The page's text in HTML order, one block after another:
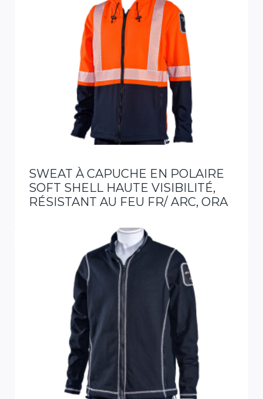
SWEAT À CAPUCHE EN POLAIRE
SOFT SHELL HAUTE VISIBILITÉ,
RÉSISTANT AU FEU FR/ ARC, ORA